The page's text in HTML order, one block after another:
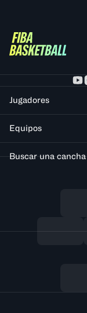
Jugadores
Equipos
Buscar una cancha